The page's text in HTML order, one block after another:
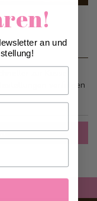
zur Kasse
verfolgen
an und